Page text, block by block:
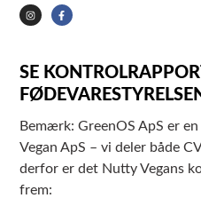
SE
Bemærk: GreenOS ApS er
Vegan ApS – vi deler både
derfor er det Nutty Vegans
frem: